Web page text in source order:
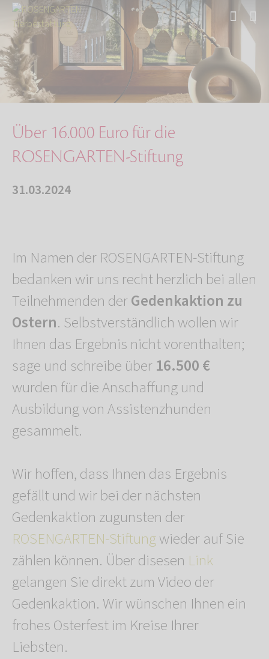
Start Über uns
Aktuelles
Über 16.000 Euro für die ROSENGARTEN-Stiftung
Über 16.000 Euro für die
ROSENGARTEN-Stiftung
31.03.2024
Im Namen der ROSENGARTEN-Stiftung
bedanken wir uns recht herzlich bei allen
Teilnehmenden derGedenkaktion zu
Ostern. Selbstverständlich wollen wir
Ihnen das Ergebnis nicht vorenthalten;
sage und schreibe über16.500 €
wurden für die Anschaffung und
Ausbildung von Assistenzhunden
gesammelt.
Wir hoffen, dass Ihnen das Ergebnis
gefällt und wir bei der nächsten
Gedenkaktion zugunsten der
ROSENGARTEN-Stiftungwieder auf Sie
zählen können. Über disesen Link
gelangen Sie direkt zum Video der
Gedenkaktion. Wir wünschen Ihnen ein
frohes Osterfest im Kreise Ihrer
Liebsten.